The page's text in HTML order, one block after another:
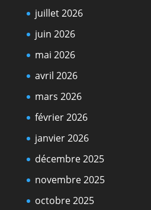
juillet 2026
juin 2026
mai 2026
avril 2026
mars 2026
février 2026
janvier 2026
décembre 2025
novembre 2025
octobre 2025